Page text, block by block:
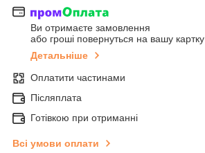
Ви отримаєте замовлення
або гроші повернуться на вашу картку
Детальніше
Оплатити частинами
Післяплата
Готівкою при отриманні
Всі умови оплати